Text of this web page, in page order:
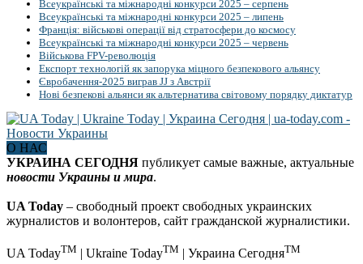
Всеукраїнські та міжнародні конкурси 2025 – серпень
Всеукраїнські та міжнародні конкурси 2025 – липень
Франція: військові операції від стратосфери до космосу
Всеукраїнські та міжнародні конкурси 2025 – червень
Військова FPV-революція
Експорт технологій як запорука міцного безпекового альянсу
Євробачення-2025 виграв JJ з Австрії
Нові безпекові альянси як альтернатива світовому порядку диктатур
О НАС
УКРАИНА СЕГОДНЯ публикует самые важные, актуальные
новости Украины и мира.
UA Today – свободный проект свободных украинских
журналистов и волонтеров, сайт гражданской журналистики.
UA TodayTM | Ukraine TodayTM | Украина СегодняTM